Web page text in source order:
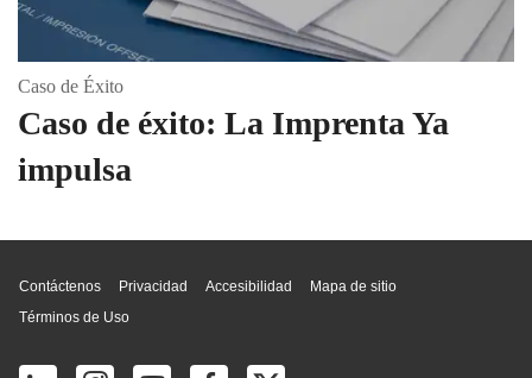
Caso de Éxito
Caso de éxito: La Imprenta Ya
impulsa
Contáctenos Privacidad Accesibilidad
Mapa de sitio
Términos de Uso